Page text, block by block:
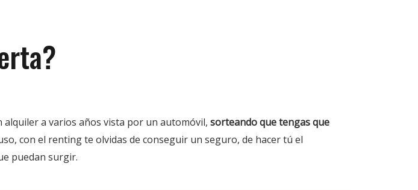
a varios años vista por un automóvil, sorteando que tengas que
con el renting te olvidas de conseguir un seguro, de hacer tú el
puedan surgir.